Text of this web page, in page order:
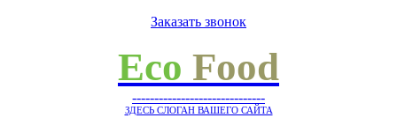
Заказать звонок
Eco Food
------------------------------
ЗДЕСЬ СЛОГАН ВАШЕГО САЙТА